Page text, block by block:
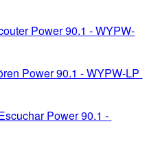
Power 90.1 - WYPW-
Power 90.1 - WYPW-LP
Power 90.1 -